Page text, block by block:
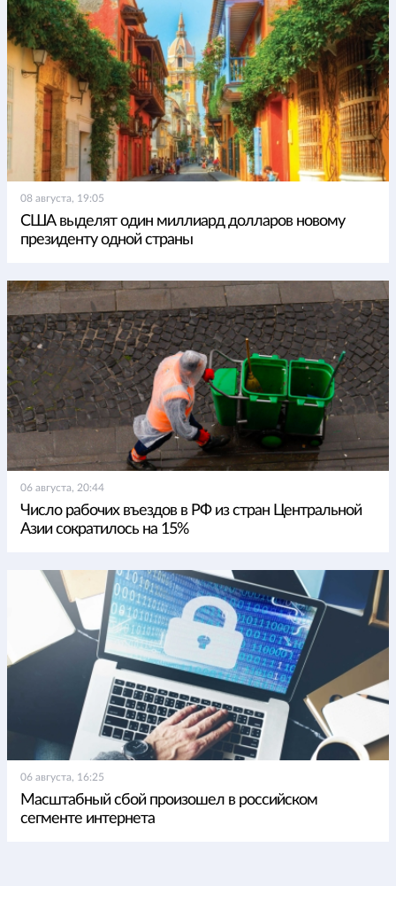
08 августа, 19:05
США выделят один миллиард долларов новому
президенту одной страны
06 августа, 20:44
Число рабочих въездов в РФ из стран Центральной
Азии сократилось на 15%
06 августа, 16:25
Масштабный сбой произошел в российском
сегменте интернета